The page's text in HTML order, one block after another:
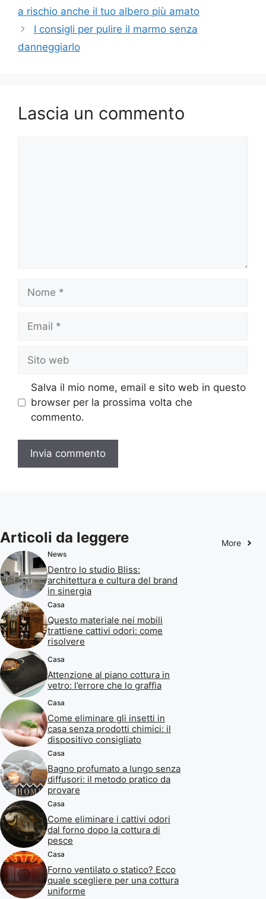
a rischio anche il tuo albero più amato
I consigli per pulire il marmo senza
danneggiarlo
Lascia un commento
web
Salva il mio nome, email e sito web in questo
browser per la prossima volta che
commento.
Articoli da leggere More
News
Dentro lo studio Bliss:
architettura e cultura del brand
in sinergia
Casa
Questo materiale nei mobili
trattiene cattivi odori: come
risolvere
Casa
Attenzione al piano cottura in
vetro: l’errore che lo graffia
Casa
Come eliminare gli insetti in
casa senza prodotti chimici: il
dispositivo consigliato
Casa
Bagno profumato a lungo senza
diffusori: il metodo pratico da
provare
Casa
Come eliminare i cattivi odori
dal forno dopo la cottura di
pesce
Casa
Forno ventilato o statico? Ecco
quale scegliere per una cottura
uniforme